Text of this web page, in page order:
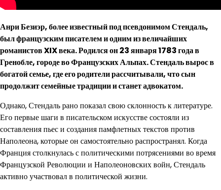
Анри Безиэр, более известный под псевдонимом Стендаль,
был французским писателем и одним из величайших
романистов XIX века. Родился он 23 января 1783 года в
Гренобле, городе во Французских Альпах. Стендаль вырос в
богатой семье, где его родители рассчитывали, что сын
продолжит семейные традиции и станет адвокатом.
Однако, Стендаль рано показал свою склонность к литературе.
Его первые шаги в писательском искусстве состояли из
составления пьес и создания памфлетных текстов против
Наполеона, которые он самостоятельно распространял. Когда
Франция столкнулась с политическими потрясениями во время
Французской Революции и Наполеоновских войн, Стендаль
активно участвовал в политической жизни.